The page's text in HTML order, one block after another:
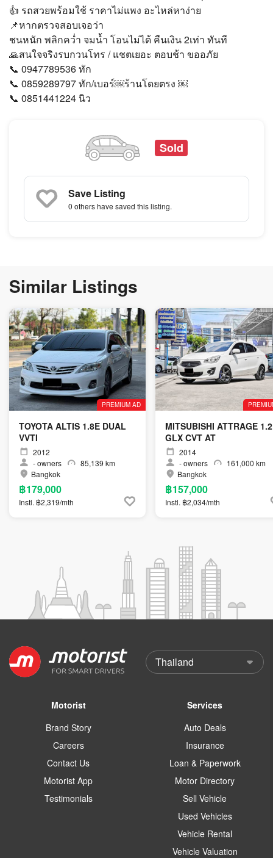
👍 รถสวยพร้อมใช้ ราคาไม่แพง อะไหล่หาง่าย
📌หากตรวจสอบเจอว่า
ชนหนัก พลิกคว่ำ จมน้ำ โอนไม่ได้ คืนเงิน 2เท่า ทันที
🙏สนใจจริงรบกวนโทร / แชตเยอะ ตอบช้า ขออภัย
📞 0947789536 ทัก
📞 0859289797 ทัก/เบอร์￼ร้านโดยตรง ￼
📞 0851441224 นิว
Sold
Save Listing
0 othershave saved this listing.
Similar Listings
PREMIUM AD
TOYOTA ALTIS 1.8E DUAL
VVTI
2012
-owners
85,139 km
Bangkok
฿179,000
Instl. ฿2,319/mth
MITSUBISHI ATTRAGE 1.2
GLX CVT AT
2014
-owners
161,000 km
Bangkok
฿157,000
Instl. ฿2,034/mth
Motorist
Brand Story
Careers
Contact Us
Motorist App
Testimonials
Services
Auto Deals
Insurance
Loan & Paperwork
Motor Directory
Sell Vehicle
Used Vehicles
Vehicle Rental
Vehicle Valuation